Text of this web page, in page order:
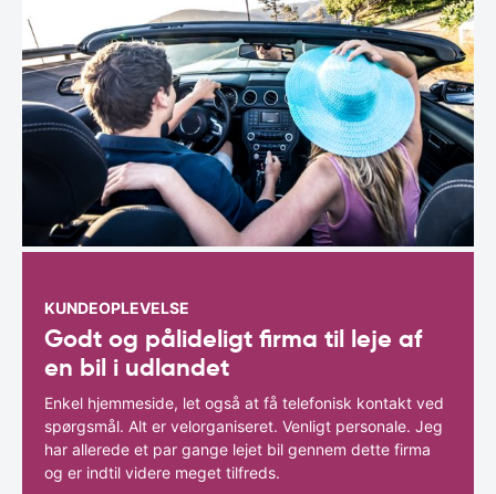
KUNDEOPLEVELSE
Godt og pålideligt firma til leje af
en bil i udlandet
Enkel hjemmeside, let også at få telefonisk kontakt ved
spørgsmål. Alt er velorganiseret. Venligt personale. Jeg
har allerede et par gange lejet bil gennem dette firma
og er indtil videre meget tilfreds.